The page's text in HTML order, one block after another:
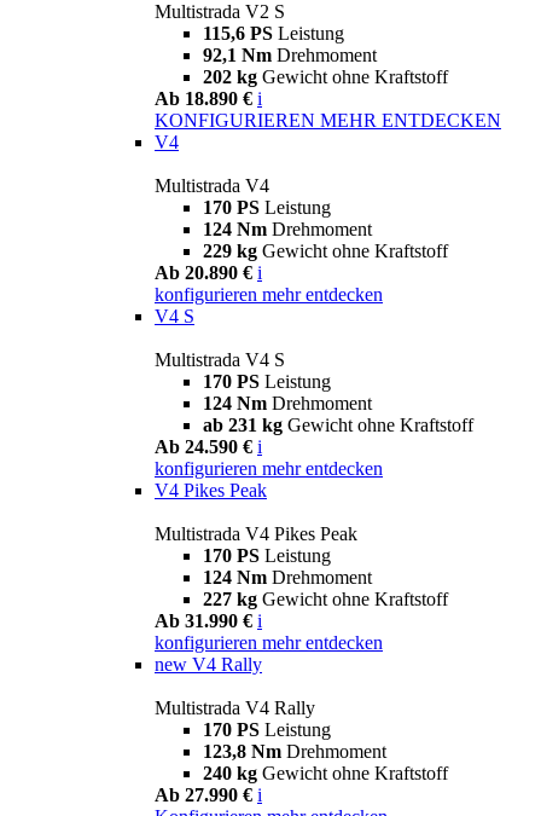
Multistrada V2 S
115,6 PS Leistung
92,1 Nm Drehmoment
202 kg Gewicht ohne Kraftstoff
Ab 18.890 € i
KONFIGURIEREN MEHR ENTDECKEN
V4
Multistrada V4
170 PS Leistung
124 Nm Drehmoment
229 kg Gewicht ohne Kraftstoff
Ab 20.890 € i
konfigurieren mehr entdecken
V4 S
Multistrada V4 S
170 PS Leistung
124 Nm Drehmoment
ab 231 kg Gewicht ohne Kraftstoff
Ab 24.590 € i
konfigurieren mehr entdecken
V4 Pikes Peak
Multistrada V4 Pikes Peak
170 PS Leistung
124 Nm Drehmoment
227 kg Gewicht ohne Kraftstoff
Ab 31.990 € i
konfigurieren mehr entdecken
new V4 Rally
Multistrada V4 Rally
170 PS Leistung
123,8 Nm Drehmoment
240 kg Gewicht ohne Kraftstoff
Ab 27.990 € i